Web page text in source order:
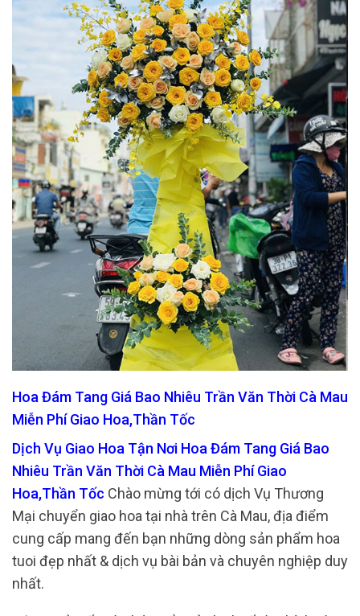
Hoa Đám Tang Giá Bao Nhiêu Trần Văn Thời Cà Mau
Miễn Phí Giao Hoa,Thần Tốc
Dịch Vụ Giao Hoa Tận Nơi Hoa Đám Tang Giá Bao
Nhiêu Trần Văn Thời Cà Mau Miễn Phí Giao
Hoa,Thần Tốc Chào mừng tới có dịch Vụ Thương
Mại chuyển giao hoa tại nhà trên Cà Mau, địa điểm
cung cấp mang đến bạn những dòng sản phẩm hoa
tuoi đẹp nhất & dịch vụ bài bản và chuyên nghiệp duy
nhất.